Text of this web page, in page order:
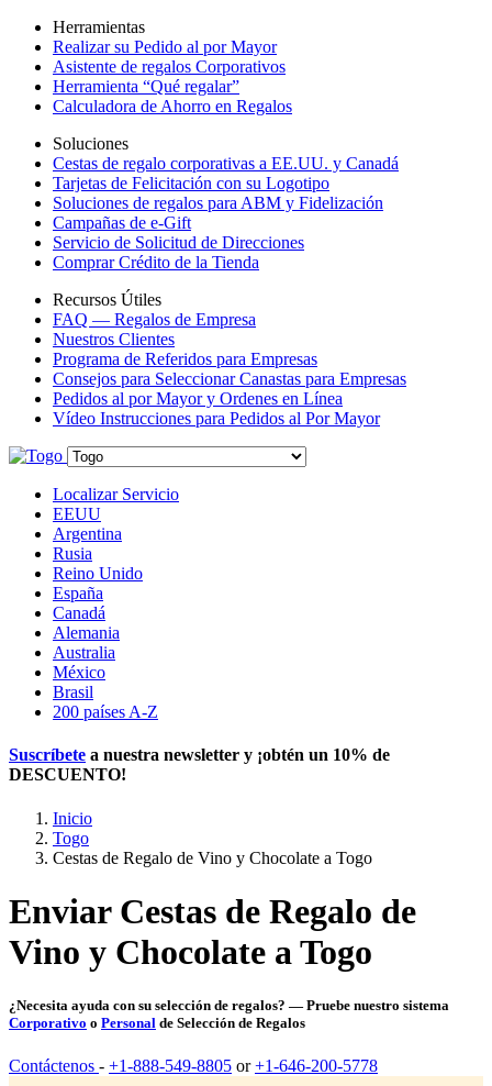
Herramientas
Realizar su Pedido al por Mayor
Asistente de regalos Corporativos
Herramienta “Qué regalar”
Calculadora de Ahorro en Regalos
Soluciones
Cestas de regalo corporativas a EE.UU. y Canadá
Tarjetas de Felicitación con su Logotipo
Soluciones de regalos para ABM y Fidelización
Campañas de e-Gift
Servicio de Solicitud de Direcciones
Comprar Crédito de la Tienda
Recursos Útiles
FAQ — Regalos de Empresa
Nuestros Clientes
Programa de Referidos para Empresas
Consejos para Seleccionar Canastas para Empresas
Pedidos al por Mayor y Ordenes en Línea
Vídeo Instrucciones para Pedidos al Por Mayor
Localizar Servicio
EEUU
Argentina
Rusia
Reino Unido
España
Canadá
Alemania
Australia
México
Brasil
200 países A-Z
Suscríbete a nuestra newsletter y ¡obtén un 10% de
DESCUENTO!
Inicio
Togo
Cestas de Regalo de Vino y Chocolate a Togo
Enviar Cestas de Regalo de
Vino y Chocolate a Togo
¿Necesita ayuda con su selección de regalos? — Pruebe nuestro sistema
Corporativo o Personal de Selección de Regalos
Contáctenos - +1-888-549-8805 or+1-646-200-5778